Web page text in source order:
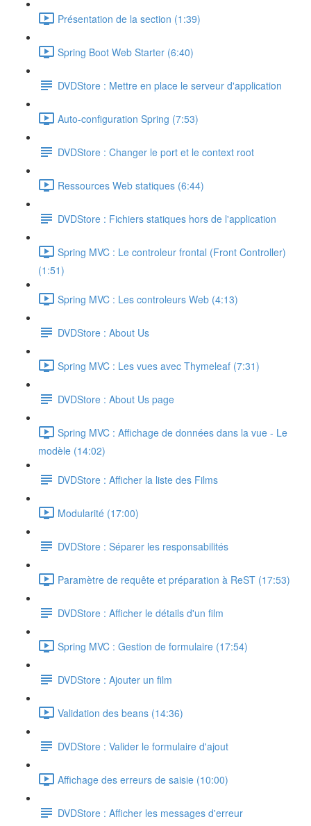
Présentation de la section (1:39)
Spring Boot Web Starter (6:40)
DVDStore : Mettre en place le serveur d'application
Auto-configuration Spring (7:53)
DVDStore : Changer le port et le context root
Ressources Web statiques (6:44)
DVDStore : Fichiers statiques hors de l'application
Spring MVC : Le controleur frontal (Front Controller)
(1:51)
Spring MVC : Les controleurs Web (4:13)
DVDStore : About Us
Spring MVC : Les vues avec Thymeleaf (7:31)
DVDStore : About Us page
Spring MVC : Affichage de données dans la vue - Le
modèle (14:02)
DVDStore : Afficher la liste des Films
Modularité (17:00)
DVDStore : Séparer les responsabilités
Paramètre de requête et préparation à ReST (17:53)
DVDStore : Afficher le détails d'un film
Spring MVC : Gestion de formulaire (17:54)
DVDStore : Ajouter un film
Validation des beans (14:36)
DVDStore : Valider le formulaire d'ajout
Affichage des erreurs de saisie (10:00)
DVDStore : Afficher les messages d'erreur